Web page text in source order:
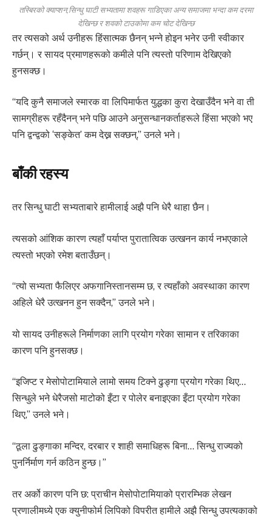
तस्बिरको क्याप्शन,सिन्धु घाटी सभ्यतामा शवहरू गाडिएका अन्य समाजमा भन्दा कम दरमा
देखिन्छ र शवको टाउकोमा कम चोट देखिन्छ
तर त्यसको अर्थ उनीहरू हिंसात्मक छैनन् भन्ने होइन भनेर उनी स्वीकार
गर्छन्। र सायद प्रमाणहरूको कमीले पनि त्यस्तो परिणाम देखिएको
हुनसक्छ।
“यदि कुनै समाजले स्मारक वा लिपिमार्फत युद्धका कुरा देखाउँदैन भने वा ती
सामग्रीहरू रहँदैनन् भने पछि आउने अनुसन्धानकर्ताहरूले हिंसा भएको भए
पनि द्वन्द्वको ‘सङ्केत’ कम देख्न सक्छन्,” उनले भने।
बाँकी रहस्य
तर सिन्धु घाटी सभ्यताबारे हामीलाई अझै पनि धेरै थाहा छैन।
त्यसको आंशिक कारण त्यहाँ पर्याप्त पुरातात्विक उत्खनन कार्य नभएकाले
त्यस्तो भएको रमेश बताउँछन्।
“त्यो सभ्यता फैलिएर अफगानिस्तानसम्म छ, र त्यहाँको अवस्थाका कारण
अहिले धेरै उत्खनन हुन सक्दैन,” उनले भने।
यो सायद उनीहरूले निर्माणका लागि प्रयोग गरेका सामान र तरिकाका
कारण पनि हुनसक्छ।
“इजिप्ट र मेसोपोटामियाले लामो समय टिक्ने ढुङ्गा प्रयोग गरेका थिए…
सिन्धुले भने धेरैजसो माटोको इँटा र पोलेर बनाइएका इँटा प्रयोग गरेका
थिए,” उनले भने।
“ठूला ढुङ्गाका मन्दिर, दरबार र शाही समाधिहरू बिना… सिन्धु राज्यको
पुनर्निर्माण गर्न कठिन हुन्छ।”
तर अर्को कारण पनि छ: प्राचीन मेसोपोटामियाको प्रारम्भिक लेखन
प्रणालीमध्ये एक क्युनीफोर्म लिपिको विपरीत हामीले अझै सिन्धु उपत्यकाको